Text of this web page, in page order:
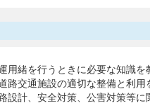
緒を行うときに必要な知識
交通施設の適切な整備と利用
計、安全対策、公害対策等